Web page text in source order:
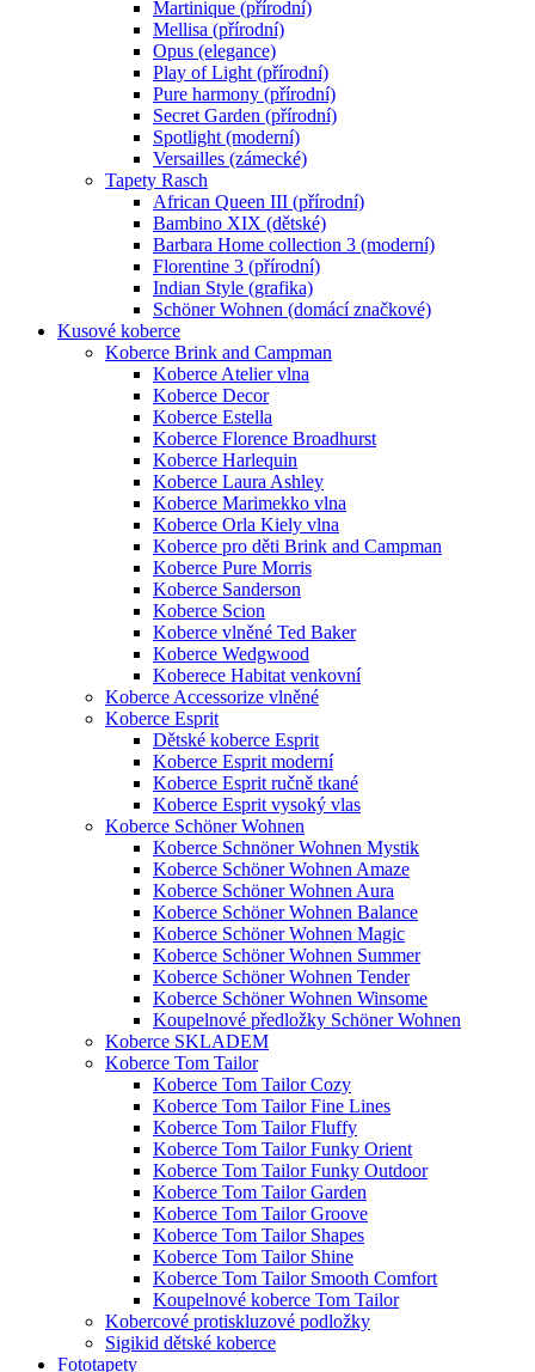
Martinique (přírodní)
Mellisa (přírodní)
Opus (elegance)
Play of Light (přírodní)
Pure harmony (přírodní)
Secret Garden (přírodní)
Spotlight (moderní)
Versailles (zámecké)
Tapety Rasch
African Queen III (přírodní)
Bambino XIX (dětské)
Barbara Home collection 3 (moderní)
Florentine 3 (přírodní)
Indian Style (grafika)
Schöner Wohnen (domácí značkové)
Kusové koberce
Koberce Brink and Campman
Koberce Atelier vlna
Koberce Decor
Koberce Estella
Koberce Florence Broadhurst
Koberce Harlequin
Koberce Laura Ashley
Koberce Marimekko vlna
Koberce Orla Kiely vlna
Koberce pro děti Brink and Campman
Koberce Pure Morris
Koberce Sanderson
Koberce Scion
Koberce vlněné Ted Baker
Koberce Wedgwood
Koberece Habitat venkovní
Koberce Accessorize vlněné
Koberce Esprit
Dětské koberce Esprit
Koberce Esprit moderní
Koberce Esprit ručně tkané
Koberce Esprit vysoký vlas
Koberce Schöner Wohnen
Koberce Schnöner Wohnen Mystik
Koberce Schöner Wohnen Amaze
Koberce Schöner Wohnen Aura
Koberce Schöner Wohnen Balance
Koberce Schöner Wohnen Magic
Koberce Schöner Wohnen Summer
Koberce Schöner Wohnen Tender
Koberce Schöner Wohnen Winsome
Koupelnové předložky Schöner Wohnen
Koberce SKLADEM
Koberce Tom Tailor
Koberce Tom Tailor Cozy
Koberce Tom Tailor Fine Lines
Koberce Tom Tailor Fluffy
Koberce Tom Tailor Funky Orient
Koberce Tom Tailor Funky Outdoor
Koberce Tom Tailor Garden
Koberce Tom Tailor Groove
Koberce Tom Tailor Shapes
Koberce Tom Tailor Shine
Koberce Tom Tailor Smooth Comfort
Koupelnové koberce Tom Tailor
Kobercové protiskluzové podložky
Sigikid dětské koberce
Fototapety